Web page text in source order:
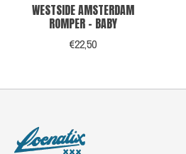
WESTSIDE AMSTERDAM
ROMPER - BABY
€22,50